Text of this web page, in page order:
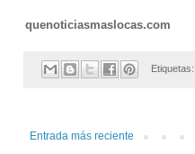
quenoticiasmaslocas.com
Etiquetas:
Entrada más reciente